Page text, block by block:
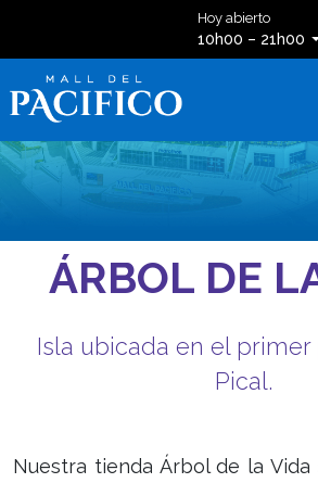
Hoy abierto
10h00 – 21h00
ÁRBOL DE
Isla ubicada en el
Pical.
Nuestra tienda Árbol de la